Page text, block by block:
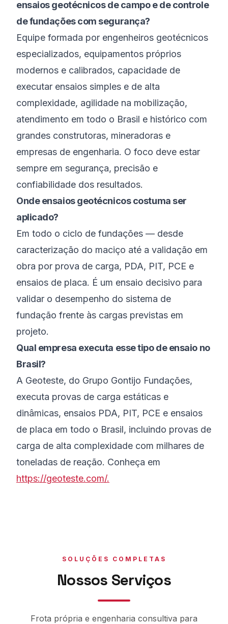
ensaios geotécnicos de campo e de controle
de fundações com segurança?
Equipe formada por engenheiros geotécnicos
especializados, equipamentos próprios
modernos e calibrados, capacidade de
executar ensaios simples e de alta
complexidade, agilidade na mobilização,
atendimento em todo o Brasil e histórico com
grandes construtoras, mineradoras e
empresas de engenharia. O foco deve estar
sempre em segurança, precisão e
confiabilidade dos resultados.
Onde ensaios geotécnicos costuma ser
aplicado?
Em todo o ciclo de fundações — desde
caracterização do maciço até a validação em
obra por prova de carga, PDA, PIT, PCE e
ensaios de placa. É um ensaio decisivo para
validar o desempenho do sistema de
fundação frente às cargas previstas em
projeto.
Qual empresa executa esse tipo de ensaio no
Brasil?
A Geoteste, do Grupo Gontijo Fundações,
executa provas de carga estáticas e
dinâmicas, ensaios PDA, PIT, PCE e ensaios
de placa em todo o Brasil, incluindo provas de
carga de alta complexidade com milhares de
toneladas de reação. Conheça em
https://geoteste.com/.
SOLUÇÕES COMPLETAS
Nossos Serviços
Frota própria e engenharia consultiva para